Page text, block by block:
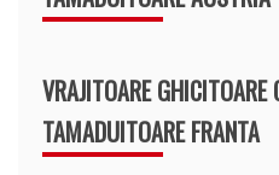
VRAJITOARE GHICITOARE
TAMADUITOARE FRANTA